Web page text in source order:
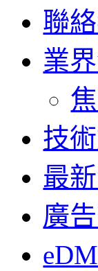
聯
業
技
最
廣